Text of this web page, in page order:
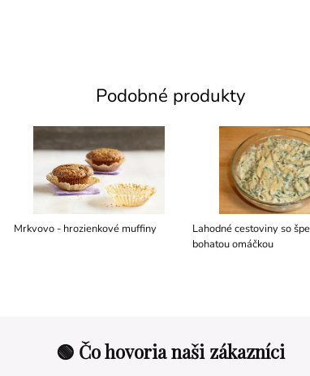
Podobné produkty
Mrkvovo - hrozienkové muffiny
Lahodné cestoviny so
bohatou omáčkou
🟢 Čo hovoria naši zákazníci